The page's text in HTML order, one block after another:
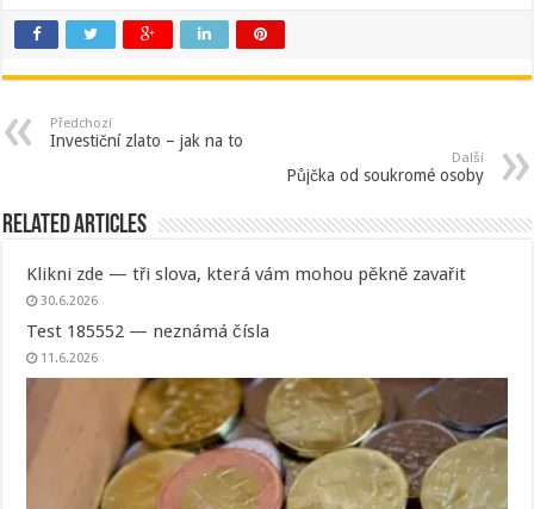
Předchozí
Investiční zlato – jak na to
Další
Půjčka od soukromé osoby
Related Articles
Klikni zde — tři slova, která vám mohou pěkně zavařit
30.6.2026
Test 185552 — neznámá čísla
11.6.2026